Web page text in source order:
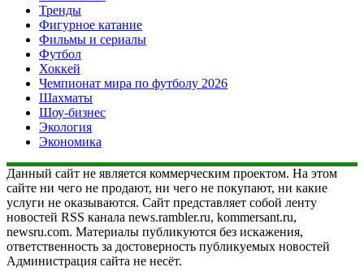
Тренды
Фигурное катание
Фильмы и сериалы
Футбол
Хоккей
Чемпионат мира по футболу 2026
Шахматы
Шоу-бизнес
Экология
Экономика
Данный сайт не является коммерческим проектом. На этом
сайте ни чего не продают, ни чего не покупают, ни какие
услуги не оказываются. Сайт представляет собой ленту
новостей RSS канала news.rambler.ru, kommersant.ru,
newsru.com. Материалы публикуются без искажения,
ответственность за достоверность публикуемых новостей
Администрация сайта не несёт.